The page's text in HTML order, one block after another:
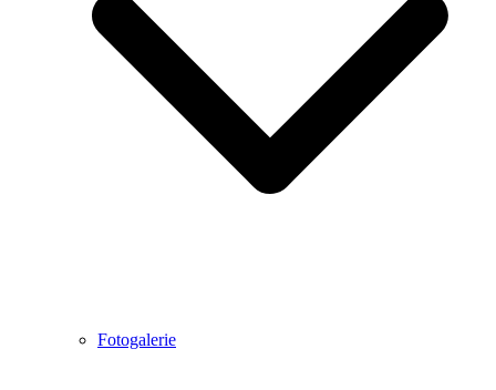
Fotogalerie